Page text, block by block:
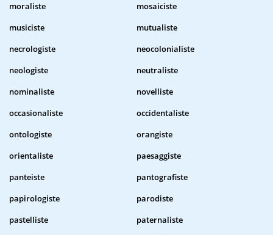
moraliste
mosaiciste
musiciste
mutualiste
necrologiste
neocolonialiste
neologiste
neutraliste
nominaliste
novelliste
occasionaliste
occidentaliste
ontologiste
orangiste
orientaliste
paesaggiste
panteiste
pantografiste
papirologiste
parodiste
pastelliste
paternaliste